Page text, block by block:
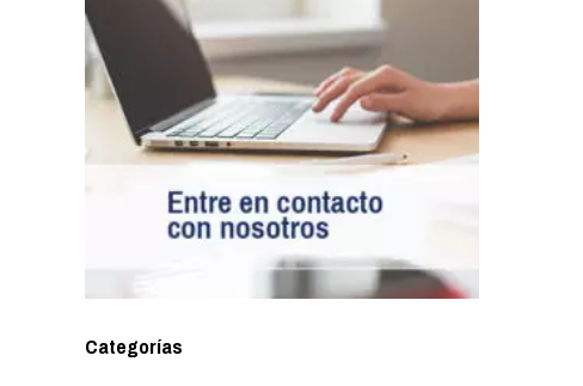
Categorías